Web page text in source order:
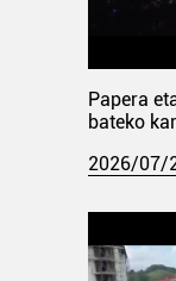
Papera
bateko
2026/07/